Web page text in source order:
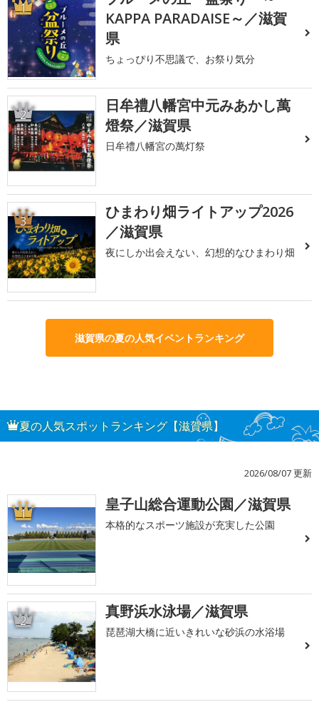
1
KAPPA PARADAISE～／滋賀
県
ちょっぴり不思議で、お祭り気分
2
日牟禮八幡宮中元みあかし萬
燈祭／滋賀県
日牟禮八幡宮の萬灯祭
3
ひまわり畑ライトアップ2026
／滋賀県
夜にしか出会えない、幻想的なひまわり畑
滋賀県の夏の人気イベントランキング
夏の人気スポットランキング【滋賀県】
2026/08/07 更新
1 皇子山総合運動公園／滋賀県
本格的なスポーツ施設が充実した公園
2 真野浜水泳場／滋賀県
琵琶湖大橋に近いきれいな砂浜の水浴場